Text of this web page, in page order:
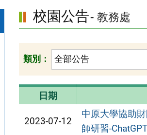
校園公告- 教務處
類別：
日期
2023-07-12
中原大學協助
師研習-